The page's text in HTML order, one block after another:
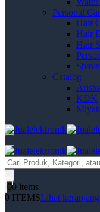
Personal
Hair
Hair
Hair
Catalog
KDK
Products
search
00 items
0 ITEMSLihat keranjang